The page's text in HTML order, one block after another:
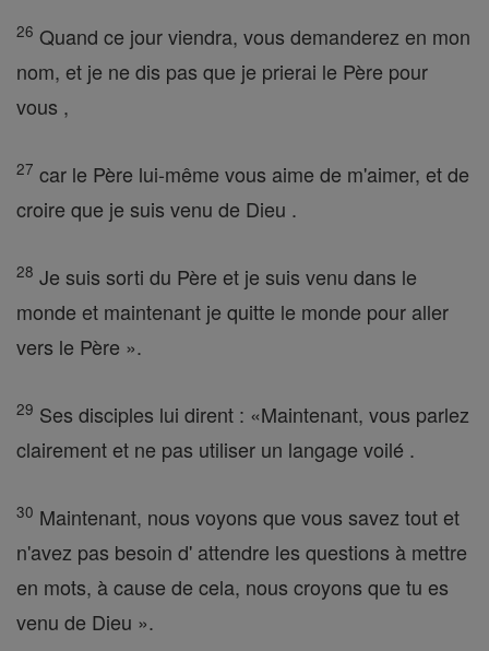
26 Quand ce jour viendra, vous demanderez en mon
nom, et je ne dis pas que je prierai le Père pour
vous ,
27 car le Père lui-même vous aime de m'aimer, et de
croire que je suis venu de Dieu .
28 Je suis sorti du Père et je suis venu dans le
monde et maintenant je quitte le monde pour aller
vers le Père ».
29 Ses disciples lui dirent : «Maintenant, vous parlez
clairement et ne pas utiliser un langage voilé .
30 Maintenant, nous voyons que vous savez tout et
n'avez pas besoin d' attendre les questions à mettre
en mots, à cause de cela, nous croyons que tu es
venu de Dieu ».